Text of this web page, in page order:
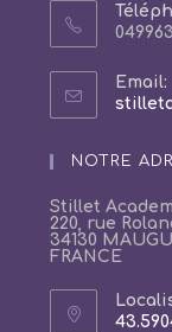
Email:
NOTRE
Stillet
220, rue
34130
FRANCE